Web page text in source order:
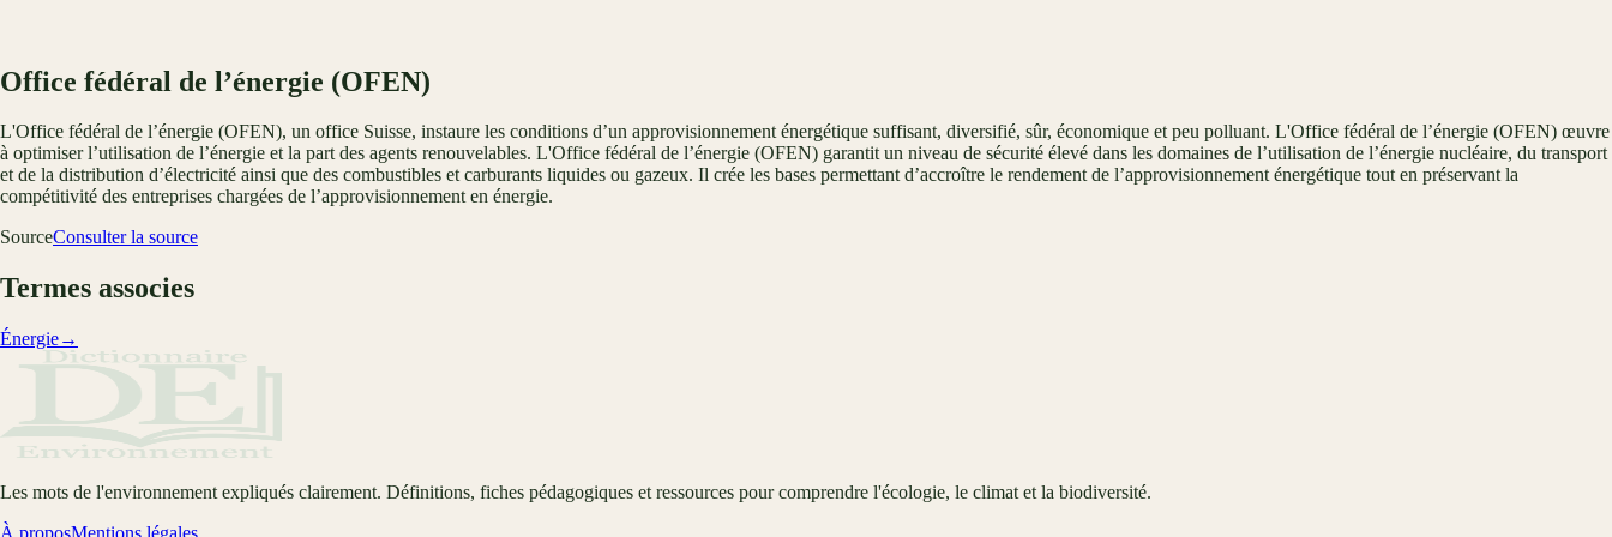
Office fédéral de l’énergie (OFEN)
L'Office fédéral de l’énergie (OFEN), un office Suisse, instaure les conditions d’un approvisionnement énergétique suffisant, diversifié, sûr, économique et peu polluant. L'Office fédéral de l’énergie (OFEN) œuvre
à optimiser l’utilisation de l’énergie et la part des agents renouvelables. L'Office fédéral de l’énergie (OFEN) garantit un niveau de sécurité élevé dans les domaines de l’utilisation de l’énergie nucléaire, du transport
et de la distribution d’électricité ainsi que des combustibles et carburants liquides ou gazeux. Il crée les bases permettant d’accroître le rendement de l’approvisionnement énergétique tout en préservant la
compétitivité des entreprises chargées de l’approvisionnement en énergie.
SourceConsulter la source
Termes associes
Énergie→
Les mots de l'environnement expliqués clairement. Définitions, fiches pédagogiques et ressources pour comprendre l'écologie, le climat et la biodiversité.
À proposMentions légales